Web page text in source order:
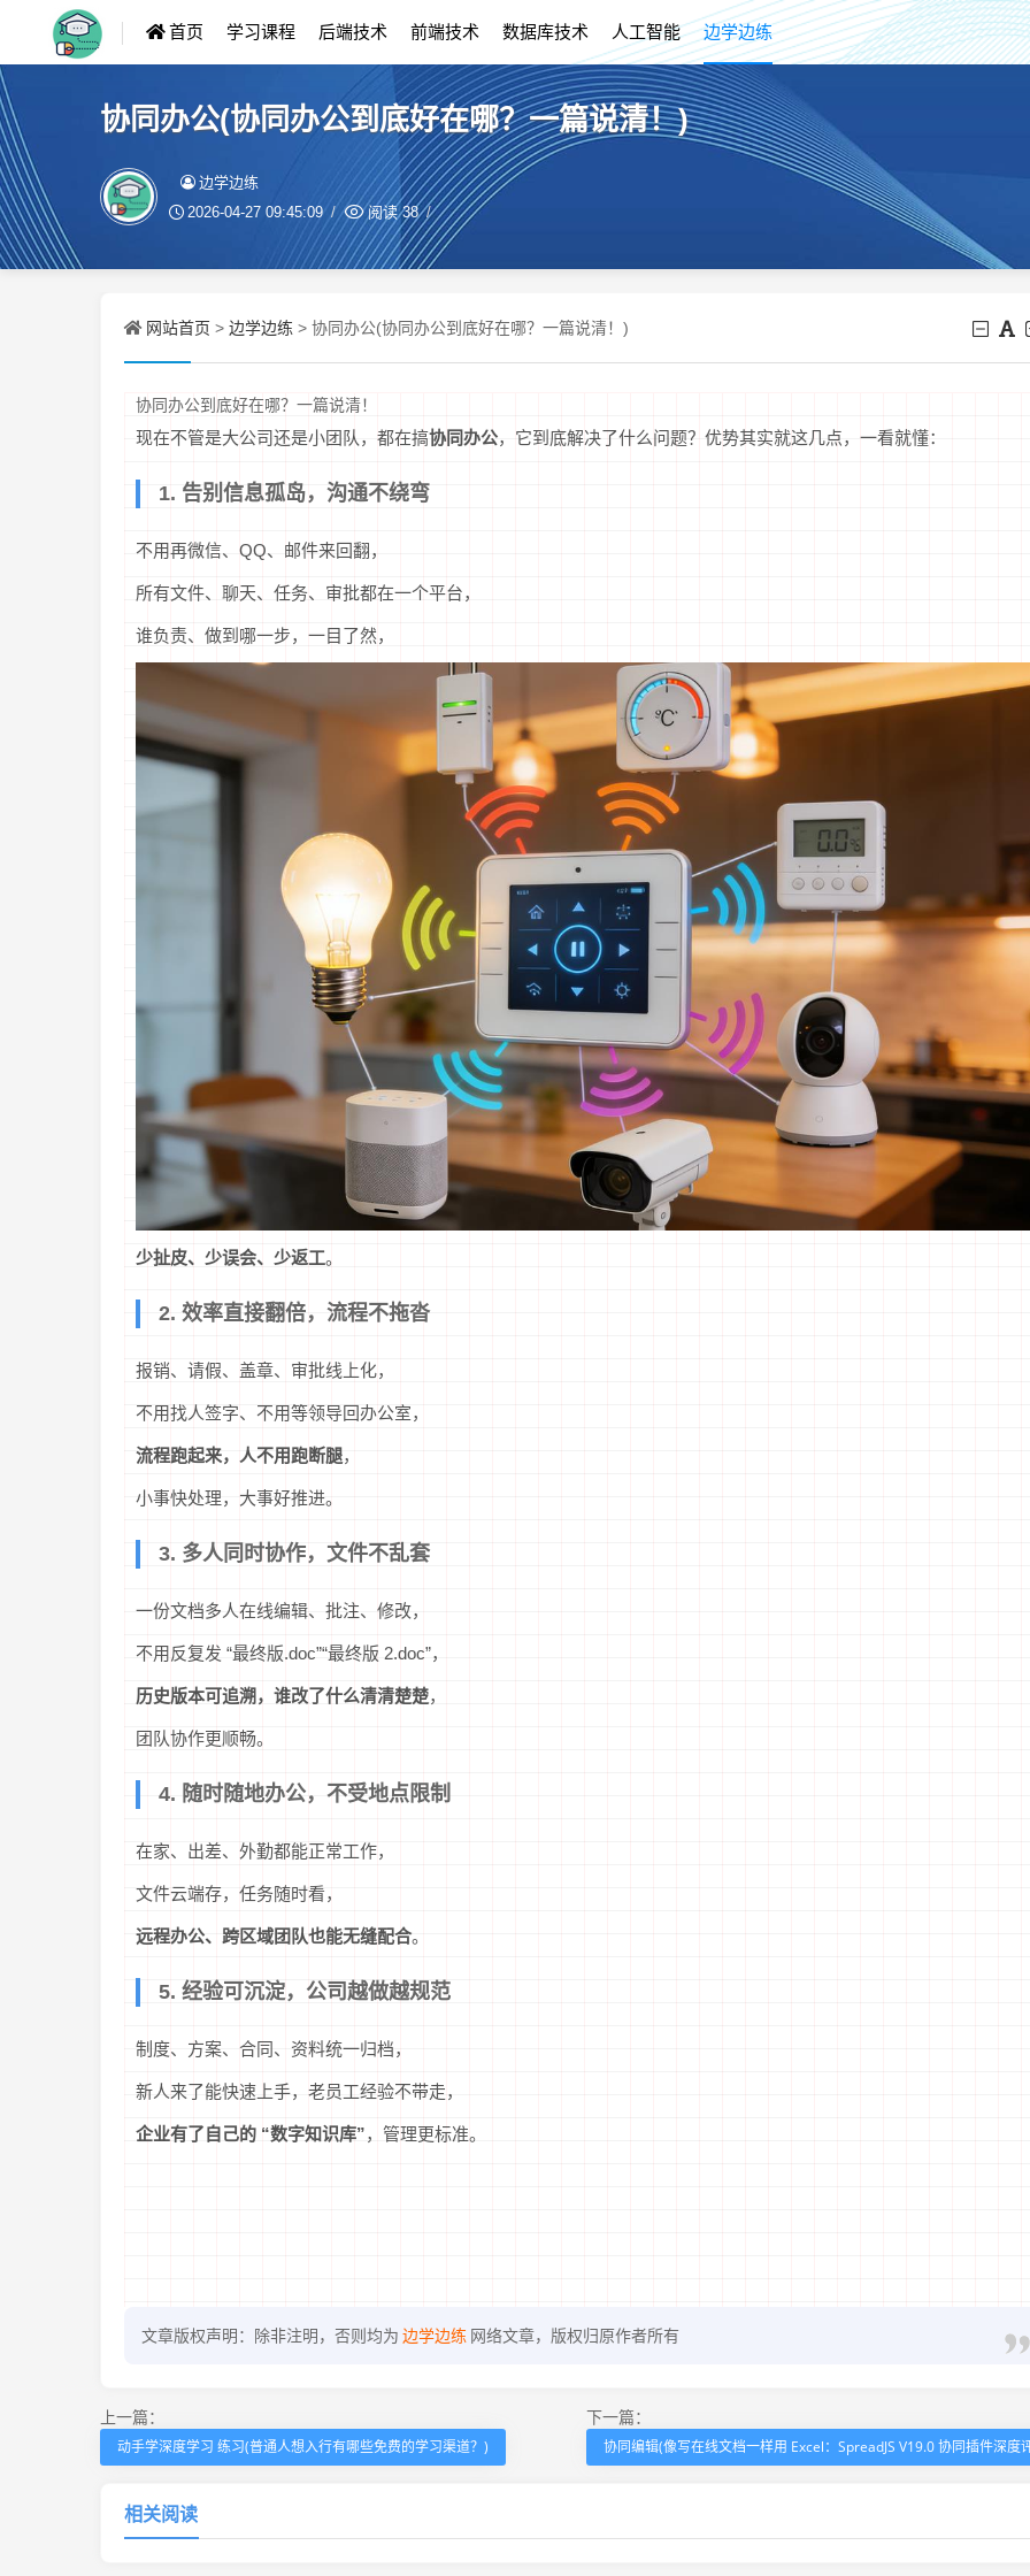
首页 学习课程 后端技术 前端技术 数据库技术 人工智能 边学边练
协同办公(协同办公到底好在哪？一篇说清！)
边学边练
2026-04-27 09:45:09 阅读38
网站首页 > 边学边练 > 协同办公(协同办公到底好在哪？一篇说清！)
协同办公到底好在哪？一篇说清！
现在不管是大公司还是小团队，都在搞协同办公，它到底解决了什么问题？优势其实就这几点，一看就懂：
1. 告别信息孤岛，沟通不绕弯
不用再微信、QQ、邮件来回翻，
所有文件、聊天、任务、审批都在一个平台，
谁负责、做到哪一步，一目了然，
少扯皮、少误会、少返工。
2. 效率直接翻倍，流程不拖沓
报销、请假、盖章、审批线上化，
不用找人签字、不用等领导回办公室，
流程跑起来，人不用跑断腿，
小事快处理，大事好推进。
3. 多人同时协作，文件不乱套
一份文档多人在线编辑、批注、修改，
不用反复发 “最终版.doc”“最终版 2.doc”，
历史版本可追溯，谁改了什么清清楚楚，
团队协作更顺畅。
4. 随时随地办公，不受地点限制
在家、出差、外勤都能正常工作，
文件云端存，任务随时看，
远程办公、跨区域团队也能无缝配合。
5. 经验可沉淀，公司越做越规范
制度、方案、合同、资料统一归档，
新人来了能快速上手，老员工经验不带走，
企业有了自己的 “数字知识库”，管理更标准。
文章版权声明：除非注明，否则均为 边学边练 网络文章，版权归原作者所有
上一篇：
动手学深度学习 练习(普通人想入行有哪些免费的学习渠道？​)
下一篇：
协同编辑(像写在线文档一样用 Excel：SpreadJS V19.0 协同插件深度
相关阅读